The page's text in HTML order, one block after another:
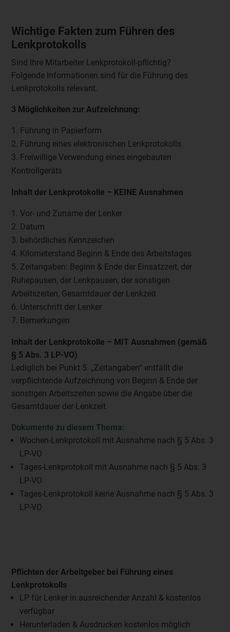
Wichtige Fakten zum Führen des
Lenkprotokolls
Sind Ihre Mitarbeiter Lenkprotokoll-pflichtig?
Folgende Informationen sind für die Führung des
Lenkprotokolls relevant.
3 Möglichkeiten zur Aufzeichnung:
Führung in Papierform
Führung eines elektronischen Lenkprotokolls
Freiwillige Verwendung eines eingebauten
Kontrollgeräts
Inhalt der Lenkprotokolle – KEINE Ausnahmen
Vor- und Zuname der Lenker
Datum
behördliches Kennzeichen
Kilometerstand Beginn & Ende des Arbeitstages
Zeitangaben: Beginn & Ende der Einsatzzeit, der
Ruhepausen, der Lenkpausen, der sonstigen
Arbeitszeiten, Gesamtdauer der Lenkzeit
Unterschrift der Lenker
Bemerkungen
Inhalt der Lenkprotokolle – MIT Ausnahmen (gemäß
§ 5 Abs. 3 LP-VO)
Lediglich bei Punkt 5. „Zeitangaben“ entfällt die
verpflichtende Aufzeichnung von Beginn & Ende der
sonstigen Arbeitszeiten sowie die Angabe über die
Gesamtdauer der Lenkzeit.
Dokumente zu diesem Thema:
Wochen-Lenkprotokoll mit Ausnahme nach § 5 Abs. 3
LP-VO
Tages-Lenkprotokoll mit Ausnahme nach § 5 Abs. 3
LP-VO
Tages-Lenkprotokoll keine Ausnahme nach § 5 Abs. 3
LP-VO
Pflichten der Arbeitgeber bei Führung eines
Lenkprotokolls
LP für Lenker in ausreichender Anzahl & kostenlos
verfügbar
Herunterladen & Ausdrucken kostenlos möglich